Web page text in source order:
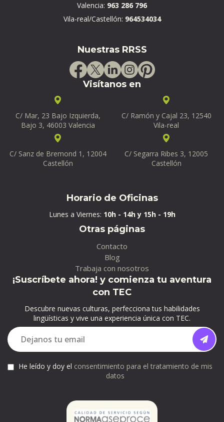
Valencia: 963 286 796
Vila-real/Castellón: 964534034
Nuestras RRSS
Visítanos en
C/ Mar, 23 Bajo Izquierda,
Bajo 3, 46003 Valencia
C/ Ramón y Cajal 23, 12540
Vila-real
C/ Sanz de Bremond 1, 12004
Castellón
C/ Segarra Ribes 3, 12005
Castellón
Horario de Oficinas
Lunes a Viernes: 10h - 14h y 15h - 19h
Otras páginas
Contacto
Blog
Trabaja con nosotros
¡Suscríbete ahora! y comienza tu aventura
con TEC
Descubre nuevas culturas, perfecciona tus habilidades
lingüísticas y vive una experiencia única con TEC.
He leído y doy el consentimiento para el tratamiento de mis
datos